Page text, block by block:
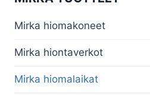
Mirka hiomakoneet
Mirka hiontaverkot
Mirka hiomalaikat